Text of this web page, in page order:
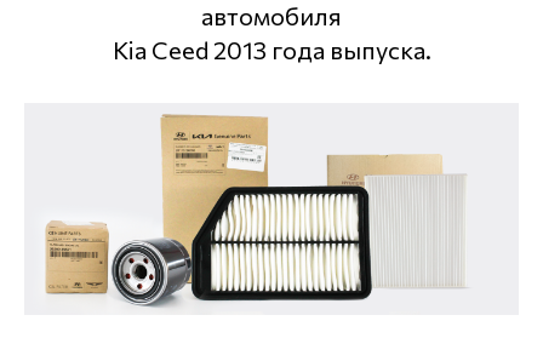
автомобиля
Kia Ceed 2013 года выпуска.